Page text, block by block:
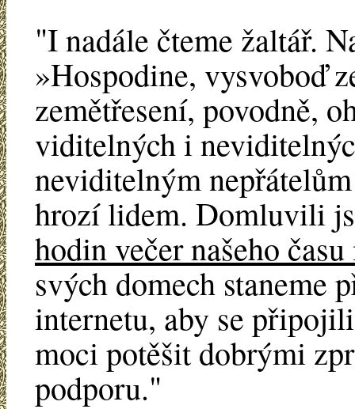
"I nadále čteme žaltář.
»Hospodine, vysvoboď
zemětřesení, povodně,
viditelných i
neviditelným
hrozí lidem. Domluvili
hodin večer našeho
svých domech staneme
internetu, aby se
moci potěšit dobrými
podporu."